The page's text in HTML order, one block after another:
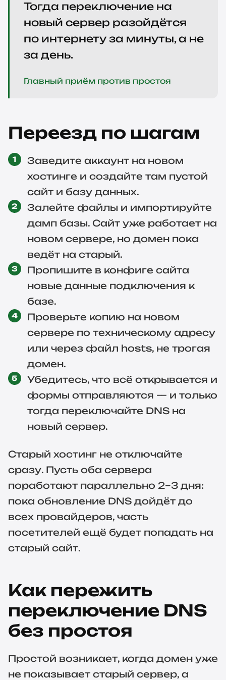
Тогда переключение на
новый сервер разойдётся
по интернету за минуты, а не
за день.
Главный приём против простоя
Переезд по шагам
Заведите аккаунт на новом
хостинге и создайте там пустой
сайт и базу данных.
Залейте файлы и импортируйте
дамп базы. Сайт уже работает на
новом сервере, но домен пока
ведёт на старый.
Пропишите в конфиге сайта
новые данные подключения к
базе.
Проверьте копию на новом
сервере по техническому адресу
или через файл hosts, не трогая
домен.
Убедитесь, что всё открывается и
формы отправляются — и только
тогда переключайте DNS на
новый сервер.
Старый хостинг не отключайте
сразу. Пусть оба сервера
поработают параллельно 2–3 дня:
пока обновление DNS дойдёт до
всех провайдеров, часть
посетителей ещё будет попадать на
старый сайт.
Как пережить
переключение DNS
без простоя
Простой возникает, когда домен уже
не показывает старый сервер, а